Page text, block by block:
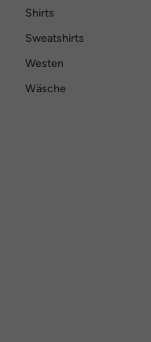
Shirts
Sweatshirts
Westen
Wäsche